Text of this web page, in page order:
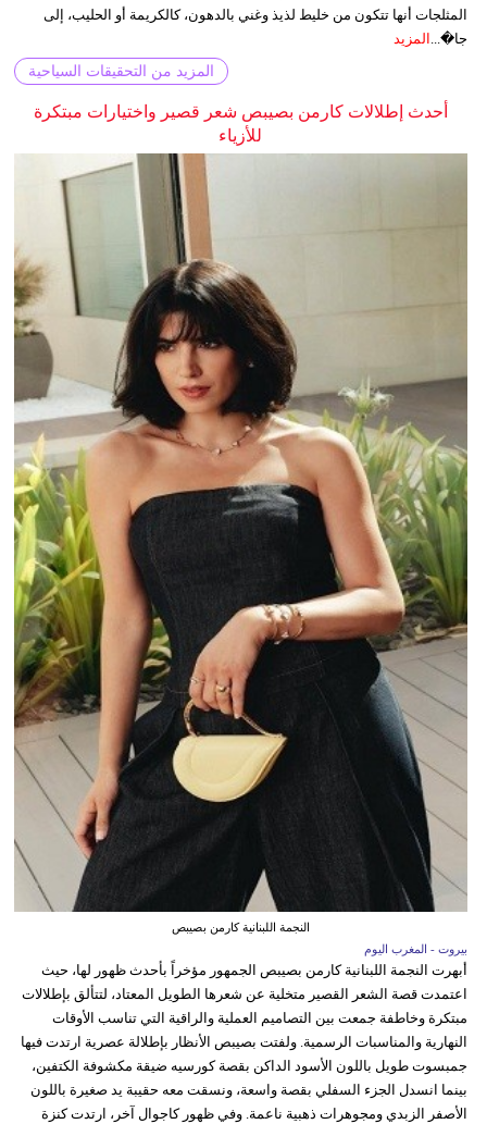
المثلجات أنها تتكون من خليط لذيذ وغني بالدهون، كالكريمة أو الحليب، إلى
جا�... المزيد
المزيد من التحقيقات السياحية
أحدث إطلالات كارمن بصيبص شعر قصير واختيارات مبتكرة
للأزياء
النجمة اللبنانية كارمن بصيبص
بيروت - المغرب اليوم
أبهرت النجمة اللبنانية كارمن بصيبص الجمهور مؤخراً بأحدث ظهور لها، حيث
اعتمدت قصة الشعر القصير متخلية عن شعرها الطويل المعتاد، لتتألق بإطلالات
مبتكرة وخاطفة جمعت بين التصاميم العملية والراقية التي تناسب الأوقات
النهارية والمناسبات الرسمية. ولفتت بصيبص الأنظار بإطلالة عصرية ارتدت فيها
جمبسوت طويل باللون الأسود الداكن بقصة كورسيه ضيقة مكشوفة الكتفين،
بينما انسدل الجزء السفلي بقصة واسعة، ونسقت معه حقيبة يد صغيرة باللون
الأصفر الزبدي ومجوهرات ذهبية ناعمة. وفي ظهور كاجوال آخر، ارتدت كنزة